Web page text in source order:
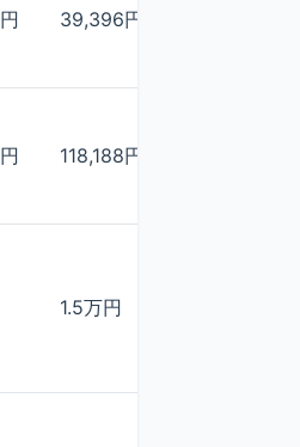
39,396円
118,188円
1.5万円